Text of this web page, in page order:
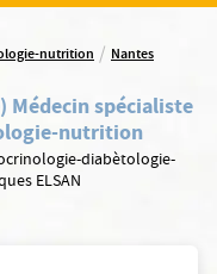
nutrition / Nantes
Médecin spécialiste
nutrition
diabètologie-
ELSAN